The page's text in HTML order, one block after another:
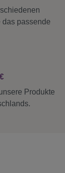
das passende
Produkte